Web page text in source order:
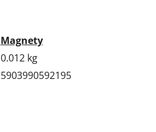
Magnety
0.012 kg
5903990592195